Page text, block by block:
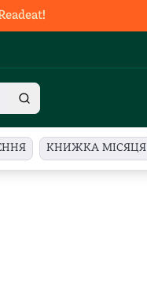
КНИЖКА МІСЯЦЯ